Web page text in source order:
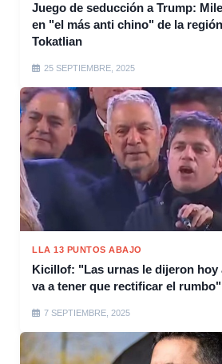
Juego de seducción a Trump:
en "el más anti chino" de la
Tokatlian
25 SEPTIEMBRE, 2025
LLA 13 PUNTOS ABAJO
Kicillof: "Las urnas le dijeron hoy
va a tener que rectificar el rumbo"
7 SEPTIEMBRE, 2025